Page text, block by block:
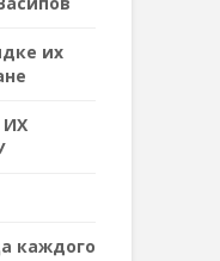
их
ИХ
каждого